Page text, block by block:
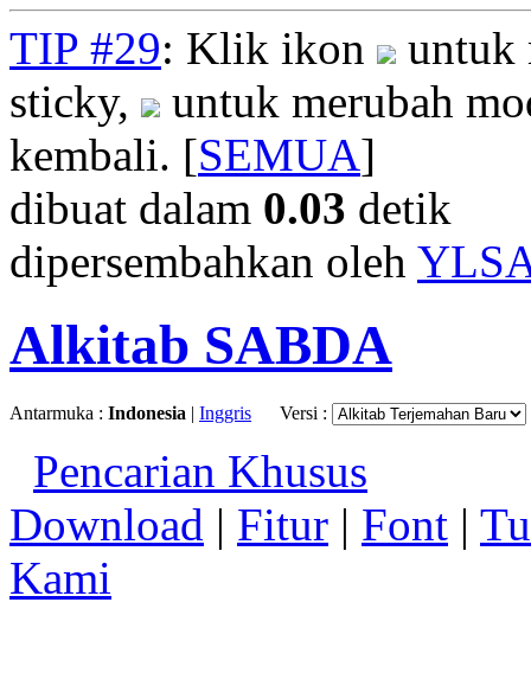
TIP #29: Klik ikon
untuk
sticky,
untuk merubah
kembali. [SEMUA]
dibuat dalam 0.03 detik
dipersembahkan oleh
Alkitab SABDA
Antarmuka : Indonesia | Inggris Versi :
Pencarian Khusus
Download | Fitur | Font |
Kami